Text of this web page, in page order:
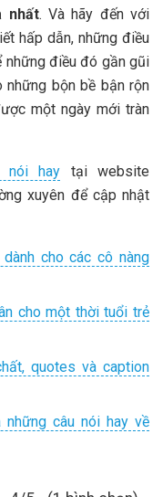
nhất. Và hãy đến với
hấp dẫn, những điều
những điều đó gần gũi
bộn bề bận rộn
một ngày mới tràn
nói hay tại website
xuyên để cập nhật
cho các cô nàng
cho một thời tuổi trẻ
quotes và caption
câu nói hay về